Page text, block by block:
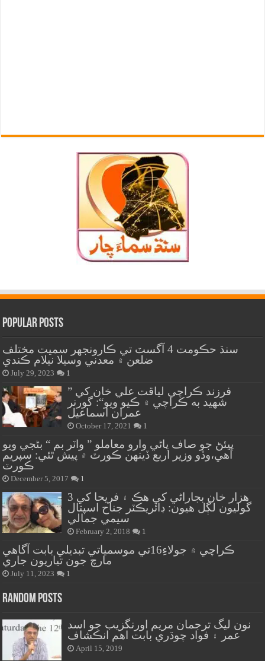
Popular Posts
سنڌ حڪومت 4 آگسٽ تي ڪارونجهر سميت مختلف
ضلعن ۾ معدني وسيلا نيلام ڪندي
July 29, 2023 1
” فرزند ڪراچي لياقت علي خان کي
شهيد به ڪراچي ۾ ڪيو ويو“: گورنر
عمران اسماعيل
October 17, 2021 1
پيئڻ جو صاف پاڻي وارو معاملو ” واٽر بم “ بڻجي ويو
آهي،وڏو وزير اربع ڏينهن ڪورٽ ۾ پيش ٿئي: سپريم
ڪورٽ
December 5, 2017 1
هزار خان بجاراڻي کي هڪ ۽ فريحا کي 3
گوليون لڳل هيون: ڊائريڪٽر جناح اسپتال
سيمي جمالي
February 2, 2018 1
ڪراچي ۾ جولاءِ16تي موسمياتي تبديلي بابت آگاهي
مارچ جون تياريون جاري
July 11, 2023 1
Random Posts
نون ليگ ترجمان مريم اورنگزيب جو اسد
عمر ۽ فواد چوڌري بابت اهم انڪشاف
April 15, 2019